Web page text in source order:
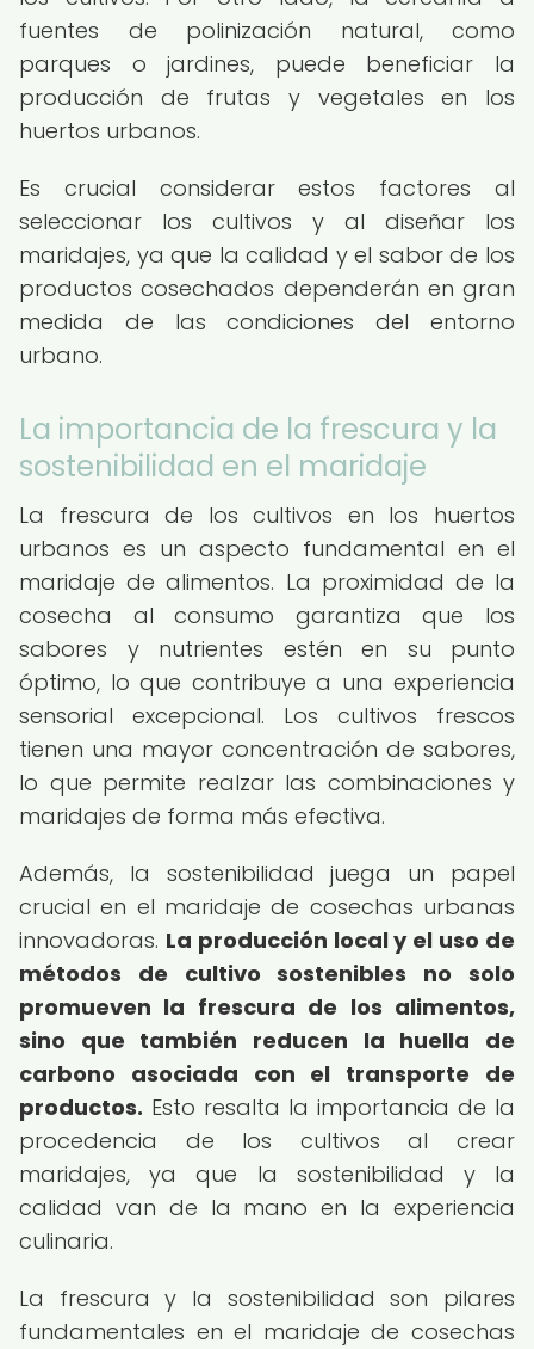
fuentes de polinización natural, como
parques o jardines, puede beneficiar la
producción de frutas y vegetales en los
huertos urbanos.
Es crucial considerar estos factores al
seleccionar los cultivos y al diseñar los
maridajes, ya que la calidad y el sabor de los
productos cosechados dependerán en gran
medida de las condiciones del entorno
urbano.
La importancia de la frescura y la
sostenibilidad en el maridaje
La frescura de los cultivos en los huertos
urbanos es un aspecto fundamental en el
maridaje de alimentos. La proximidad de la
cosecha al consumo garantiza que los
sabores y nutrientes estén en su punto
óptimo, lo que contribuye a una experiencia
sensorial excepcional. Los cultivos frescos
tienen una mayor concentración de sabores,
lo que permite realzar las combinaciones y
maridajes de forma más efectiva.
Además, la sostenibilidad juega un papel
crucial en el maridaje de cosechas urbanas
innovadoras. La producción local y el uso de
métodos de cultivo sostenibles no solo
promueven la frescura de los alimentos,
sino que también reducen la huella de
carbono asociada con el transporte de
productos. Esto resalta la importancia de la
procedencia de los cultivos al crear
maridajes, ya que la sostenibilidad y la
calidad van de la mano en la experiencia
culinaria.
La frescura y la sostenibilidad son pilares
fundamentales en el maridaje de cosechas